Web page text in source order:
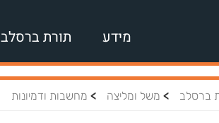
מידע תורת ברסלב
ברסלב > משל ומליצה > מחשבות ודמיונות